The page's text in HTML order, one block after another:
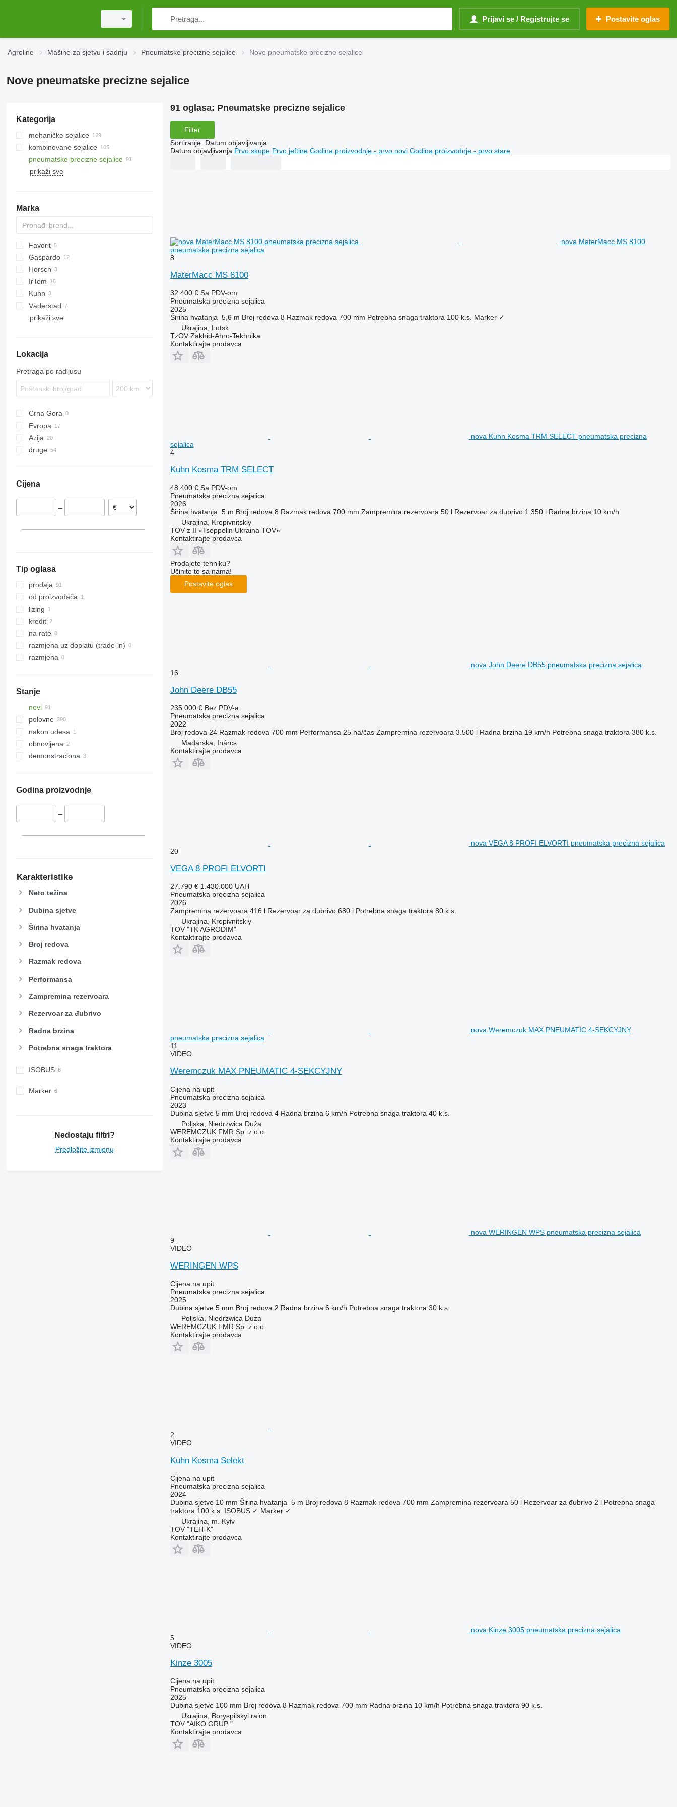
Prijavi se / Registrujte se Postavite oglas
Agroline Mašine za sjetvu i sadnju Pneumatske precizne sejalice Nove pneumatske precizne sejalice
Nove pneumatske precizne sejalice
Kategorija
mehaničke sejalice
kombinovane sejalice
pneumatske precizne sejalice
prikaži sve
Marka
Precea
8
Vesta
Favorit
Gaspardo
Romina
SP
Horsch
Maestro
IrTem
DB
Kuhn
MS
NG
SPM
Väderstad
Tempo
prikaži sve
Lokacija
Pretraga po radijusu
Crna Gora
Evropa
Poljska
Azija
Uzbekistan
druge
Cijena
–
Tip oglasa
prodaja
od proizvođača
lizing
kredit
na rate
razmjena uz doplatu (trade-in)
razmjena
Stanje
novi
polovne
nakon udesa
obnovljena
demonstraciona
Godina proizvodnje
–
Karakteristike
Neto težina
Dubina sjetve
Širina hvatanja
Broj redova
Razmak redova
Performansa
Zampremina rezervoara
Rezervoar za đubrivo
Radna brzina
Potrebna snaga traktora
ISOBUS
Marker
Nedostaju filtri?
Predložite izmjenu
91 oglasa: Pneumatske precizne sejalice
Filter
Sortiranje: Datum objavljivanja
Datum objavljivanja Prvo skupe Prvo jeftine Godina proizvodnje - prvo novi Godina proizvodnje - prvo stare
nova MaterMacc MS 8100
pneumatska precizna sejalica
8
MaterMacc MS 8100
32.400 € Sa PDV-om
Pneumatska precizna sejalica
2025
Širina hvatanja 5,6 m Broj redova 8 Razmak redova 700 mm Potrebna snaga traktora 100 k.s. Marker ✓
Ukrajina, Lutsk
TzOV Zakhid-Ahro-Tekhnika
Kontaktirajte prodavca
nova Kuhn Kosma TRM SELECT pneumatska precizna
sejalica
4
Kuhn Kosma TRM SELECT
48.400 € Sa PDV-om
Pneumatska precizna sejalica
2026
Širina hvatanja 5 m Broj redova 8 Razmak redova 700 mm Zampremina rezervoara 50 l Rezervoar za đubrivo 1.350 l Radna brzina 10 km/h
Ukrajina, Kropivnitskiy
TOV z II «Tseppelin Ukraina TOV»
Kontaktirajte prodavca
Prodajete tehniku?
Učinite to sa nama!
Postavite oglas
nova John Deere DB55 pneumatska precizna sejalica
16
John Deere DB55
235.000 € Bez PDV-a
Pneumatska precizna sejalica
2022
Broj redova 24 Razmak redova 700 mm Performansa 25 ha/čas Zampremina rezervoara 3.500 l Radna brzina 19 km/h Potrebna snaga traktora 380 k.s.
Mađarska, Inárcs
Kontaktirajte prodavca
nova VEGA 8 PROFI ELVORTI pneumatska precizna sejalica
20
VEGA 8 PROFI ELVORTI
27.790 € 1.430.000 UAH
Pneumatska precizna sejalica
2026
Zampremina rezervoara 416 l Rezervoar za đubrivo 680 l Potrebna snaga traktora 80 k.s.
Ukrajina, Kropivnitskiy
TOV "TK AGRODIM"
Kontaktirajte prodavca
nova Weremczuk MAX PNEUMATIC 4-SEKCYJNY
pneumatska precizna sejalica
11
VIDEO
Weremczuk MAX PNEUMATIC 4-SEKCYJNY
Cijena na upit
Pneumatska precizna sejalica
2023
Dubina sjetve 5 mm Broj redova 4 Radna brzina 6 km/h Potrebna snaga traktora 40 k.s.
Poljska, Niedrzwica Duża
WEREMCZUK FMR Sp. z o.o.
Kontaktirajte prodavca
nova WERINGEN WPS pneumatska precizna sejalica
9
VIDEO
WERINGEN WPS
Cijena na upit
Pneumatska precizna sejalica
2025
Dubina sjetve 5 mm Broj redova 2 Radna brzina 6 km/h Potrebna snaga traktora 30 k.s.
Poljska, Niedrzwica Duża
WEREMCZUK FMR Sp. z o.o.
Kontaktirajte prodavca
2
VIDEO
Kuhn Kosma Selekt
Cijena na upit
Pneumatska precizna sejalica
2024
Dubina sjetve 10 mm Širina hvatanja 5 m Broj redova 8 Razmak redova 700 mm Zampremina rezervoara 50 l Rezervoar za đubrivo 2 l Potrebna snaga
traktora 100 k.s. ISOBUS ✓ Marker ✓
Ukrajina, m. Kyiv
TOV "TEH-K"
Kontaktirajte prodavca
nova Kinze 3005 pneumatska precizna sejalica
5
VIDEO
Kinze 3005
Cijena na upit
Pneumatska precizna sejalica
2025
Dubina sjetve 100 mm Broj redova 8 Razmak redova 700 mm Radna brzina 10 km/h Potrebna snaga traktora 90 k.s.
Ukrajina, Boryspilskyi raion
TOV "AIKO GRUP "
Kontaktirajte prodavca